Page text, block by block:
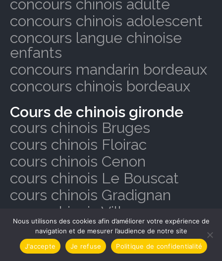
concours chinois adulte
concours chinois adolescent
concours langue chinoise
enfants
concours mandarin bordeaux
concours chinois bordeaux
Cours de chinois gironde
cours chinois Bruges
cours chinois Floirac
cours chinois Cenon
cours chinois Le Bouscat
cours chinois Gradignan
cours chinois Villenave-
d’Ornon
cours chinois Bègles
Nous utilisons des cookies afin d’améliorer votre expérience de
navigation et de mesurer l’audience de notre site
J'accepte
Je refuse Politique de confidentialité